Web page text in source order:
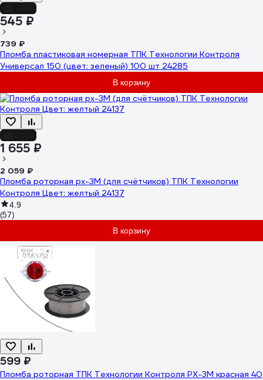
545 ₽
739 ₽
Пломба пластиковая номерная ТПК Технологии Контроля
Универсал 150 (цвет: зеленый) 100 шт 24285
В корзину
1 655 ₽
2 059 ₽
Пломба роторная рх-3М (для счётчиков) ТПК Технологии
Контроля Цвет: желтый 24137
4.9
(57)
В корзину
599 ₽
Пломба роторная ТПК Технологии Контроля РХ-3М красная 40